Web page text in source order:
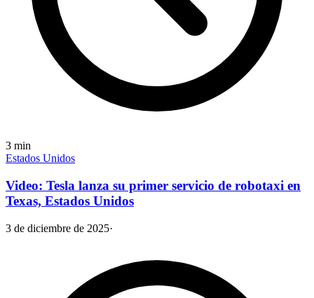
3 min
Estados Unidos
Video: Tesla lanza su primer servicio de robotaxi en
Texas, Estados Unidos
3 de diciembre de 2025·